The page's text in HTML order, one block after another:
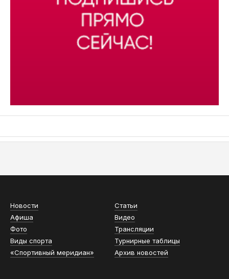
Новости
Статьи
Афиша
Видео
Фото
Трансляции
Виды спорта
Турнирные таблицы
«Спортивный меридиан»
Архив новостей